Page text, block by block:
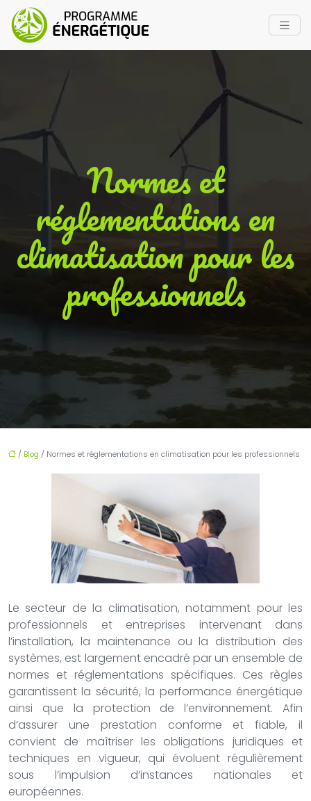
Normes et
réglementations en
climatisation pour les
professionnels
/ Blog / Normes et réglementations en climatisation pour les professionnels
Le secteur de la climatisation, notamment pour les
professionnels et entreprises intervenant dans
l’installation, la maintenance ou la distribution des
systèmes, est largement encadré par un ensemble de
normes et réglementations spécifiques. Ces règles
garantissent la sécurité, la performance énergétique
ainsi que la protection de l’environnement. Afin
d’assurer une prestation conforme et fiable, il
convient de maîtriser les obligations juridiques et
techniques en vigueur, qui évoluent régulièrement
sous l’impulsion d’instances nationales et
européennes.